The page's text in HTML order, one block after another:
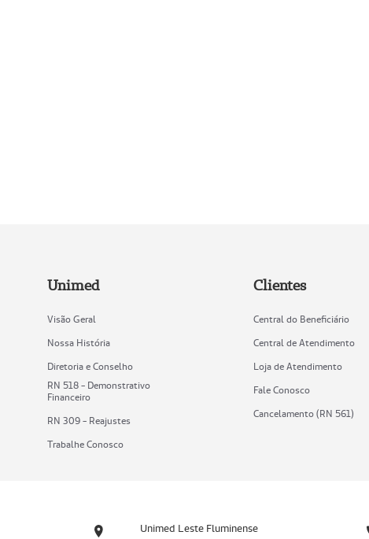
Unimed
Visão Geral
Nossa História
Diretoria e Conselho
RN 518 - Demonstrativo
Financeiro
RN 309 - Reajustes
Trabalhe Conosco
Clientes
Central do Beneficiário
Central de Atendimento
Loja de Atendimento
Fale Conosco
Cancelamento (RN 561)
Unimed Leste Fluminense